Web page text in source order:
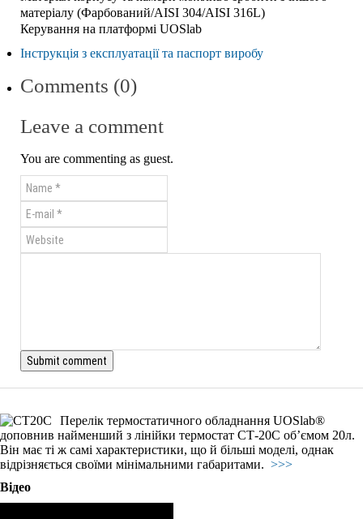
матеріалу (Фарбований/AISI 304/AISI 316L)
Керування на платформі UOSlab
Інструкція з експлуатації та паспорт виробу
Comments (0)
Leave a comment
You are commenting as guest.
Перелік термостатичного обладнання UOSlab®
доповнив найменший з лінійки термостат СТ-20С об’ємом 20л.
Він має ті ж самі характеристики, що й більші моделі, однак
відрізняється своїми мінімальними габаритами. >>>
Відео